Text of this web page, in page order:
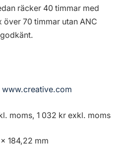
räcker 40 timmar med
70 timmar utan ANC
www.creative.com
moms, 1 032 kr exkl. moms
184,22 mm